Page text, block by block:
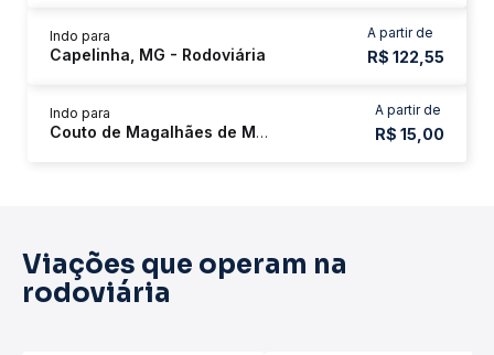
A partir de
R$ 122,55
Indo para
Capelinha, MG - Rodoviária
A partir de
R$ 15,00
Indo para
Couto de Magalhães de Minas, MG
Viações que operam na
rodoviária